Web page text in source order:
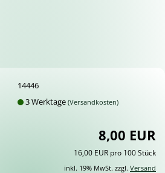
14446
3 Werktage(Versandkosten)
8,00 EUR
16,00 EUR pro 100 Stück
inkl. 19% MwSt. zzgl. Versand